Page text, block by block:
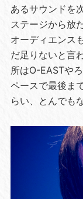
あるサウンドを
ステージから放
オーディエンス
だ足りないと言
所はO-EASTや
ペースで最後ま
らい、とんでも